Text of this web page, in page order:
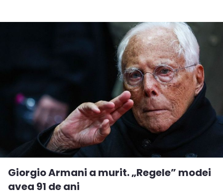
Giorgio Armani a murit. „Regele” modei
avea 91 de ani